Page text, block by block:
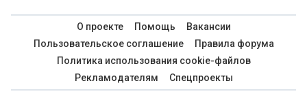
О проекте Помощь
Вакансии
Пользовательское соглашение
Правила форума
Политика использования cookie-файлов
Рекламодателям
Спецпроекты